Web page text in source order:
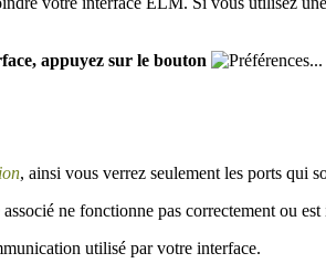
appuyez sur le bouton
, ainsi vous verrez seulement les ports qui
ne fonctionne pas correctement ou
utilisé par votre interface.